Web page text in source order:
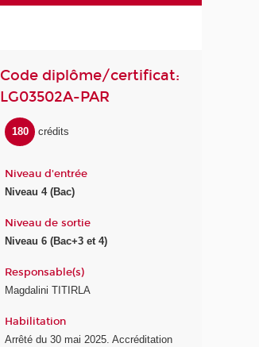
Code diplôme/certificat:
LG03502A-PAR
180 crédits
Niveau d'entrée
Niveau 4 (Bac)
Niveau de sortie
Niveau 6 (Bac+3 et 4)
Responsable(s)
Magdalini TITIRLA
Habilitation
Arrêté du 30 mai 2025. Accréditation